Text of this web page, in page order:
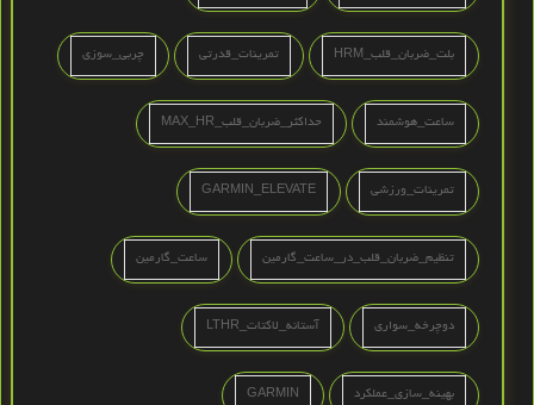
بلت_ضربان_قلب_HRM تمرینات_قدرتی چربی‌_سوزی
ساعت_هوشمند حداکثر_ضربان_قلب_MAX_HR
تمرینات_ورزشی GARMIN_ELEVATE
تنظیم_ضربان_قلب_در_ساعت_گارمین ساعت_گارمین
دوچرخه‌_سواری آستانه_لاکتات_LTHR
بهینه‌_سازی_عملکرد GARMIN